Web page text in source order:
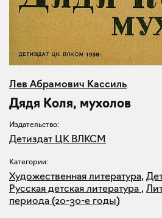
Лев Абрамович Кассиль
Дядя Коля, мухолов
Издательство:
Детиздат ЦК ВЛКСМ
Категории:
Художественная литература,
Русская детская литература ,
периода (20-30-е годы)